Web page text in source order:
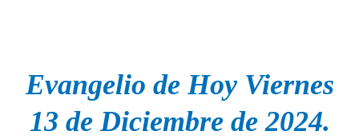
Evangelio de Hoy Viernes
13 de Diciembre de 2024.